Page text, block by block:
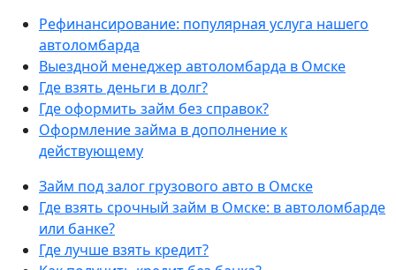
Рефинансирование: популярная услуга нашего
автоломбарда
Выездной менеджер автоломбарда в Омске
Где взять деньги в долг?
Где оформить займ без справок?
Оформление займа в дополнение к
действующему
Займ под залог грузового авто в Омске
Где взять срочный займ в Омске: в автоломбарде
или банке?
Где лучше взять кредит?